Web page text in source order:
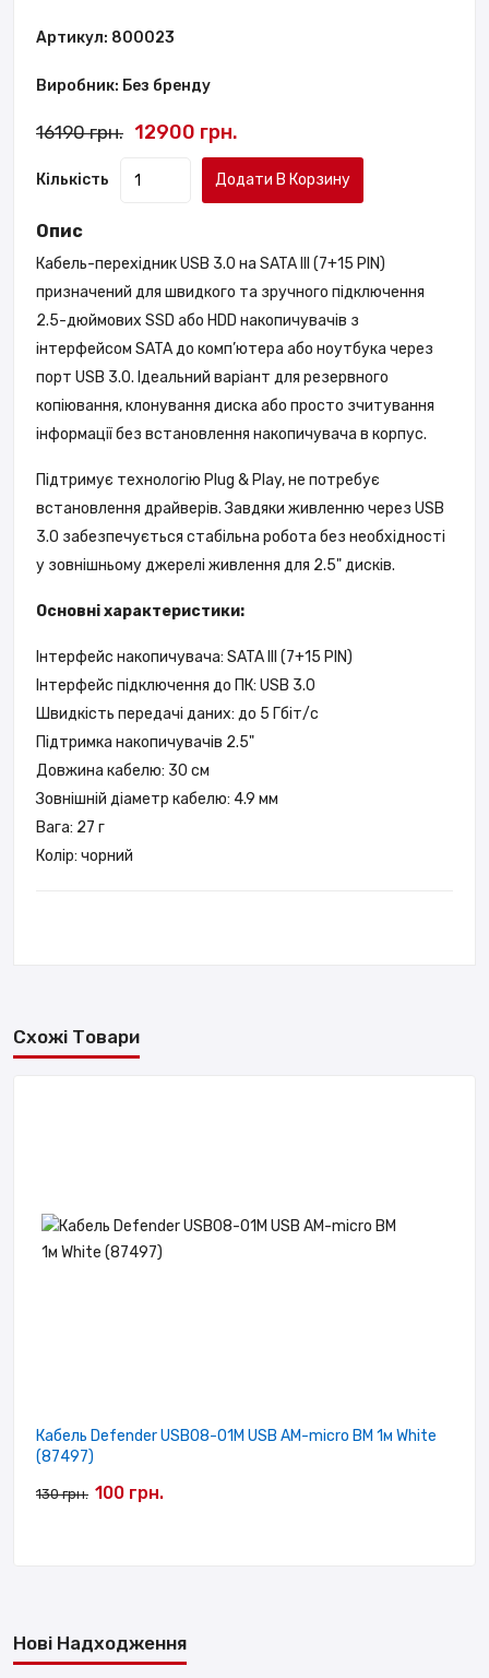
Артикул: 800023
Виробник: Без бренду
16190 грн. 12900 грн.
Кількість Додати В Корзину
Опис
Кабель-перехідник USB 3.0 на SATA III (7+15 PIN)
призначений для швидкого та зручного підключення
2.5-дюймових SSD або HDD накопичувачів з
інтерфейсом SATA до комп’ютера або ноутбука через
порт USB 3.0. Ідеальний варіант для резервного
копіювання, клонування диска або просто зчитування
інформації без встановлення накопичувача в корпус.
Підтримує технологію Plug & Play, не потребує
встановлення драйверів. Завдяки живленню через USB
3.0 забезпечується стабільна робота без необхідності
у зовнішньому джерелі живлення для 2.5" дисків.
Основні характеристики:
Інтерфейс накопичувача: SATA III (7+15 PIN)
Інтерфейс підключення до ПК: USB 3.0
Швидкість передачі даних: до 5 Гбіт/с
Підтримка накопичувачів 2.5"
Довжина кабелю: 30 см
Зовнішній діаметр кабелю: 4.9 мм
Вага: 27 г
Колір: чорний
Схожі Товари
Кабель Defender USB08-01M USB AM-micro BM 1м White
(87497)
130 грн. 100 грн.
Нові Надходження